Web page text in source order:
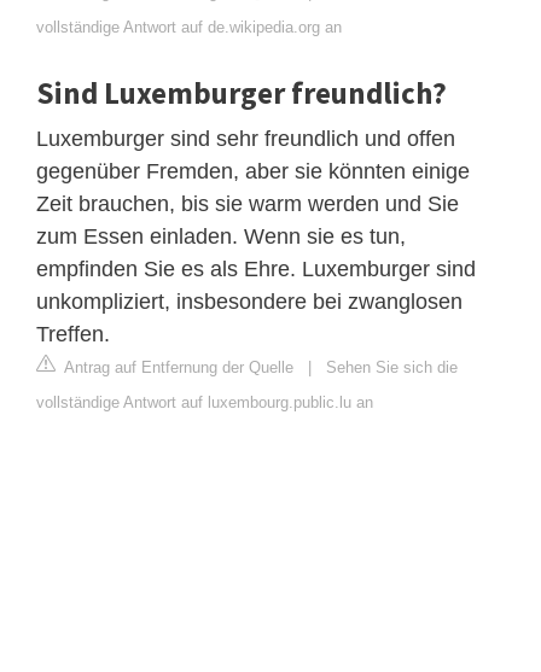
vollständige Antwort auf de.wikipedia.org an
Sind Luxemburger freundlich?
Luxemburger sind sehr freundlich und offen
gegenüber Fremden, aber sie könnten einige
Zeit brauchen, bis sie warm werden und Sie
zum Essen einladen. Wenn sie es tun,
empfinden Sie es als Ehre. Luxemburger sind
unkompliziert, insbesondere bei zwanglosen
Treffen.
Antrag auf Entfernung der Quelle | Sehen Sie sich die
vollständige Antwort auf luxembourg.public.lu an